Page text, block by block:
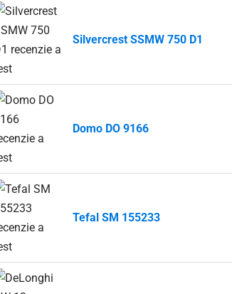
Silvercrest SSMW 750 D1
Domo DO 9166
Tefal SM 155233